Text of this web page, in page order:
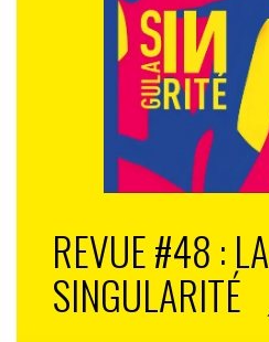
REVUE #48 : LA
SINGULARITÉ